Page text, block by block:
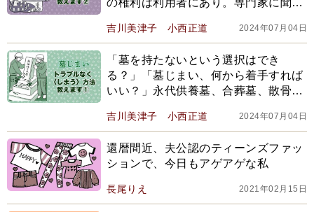
の権利は利用者にあり。専門家に聞く
吉川美津子 小西正道 2024年07月04日
「墓を持たないという選択はでき
る？」「墓じまい、何から着手すれば
いい？」永代供養墓、合葬墓、散骨…
方法
吉川美津子 小西正道 2024年07月04日
還暦間近、夫公認のティーンズファッ
ションで、今日もアゲアゲな私
長尾りえ 2021年02月15日